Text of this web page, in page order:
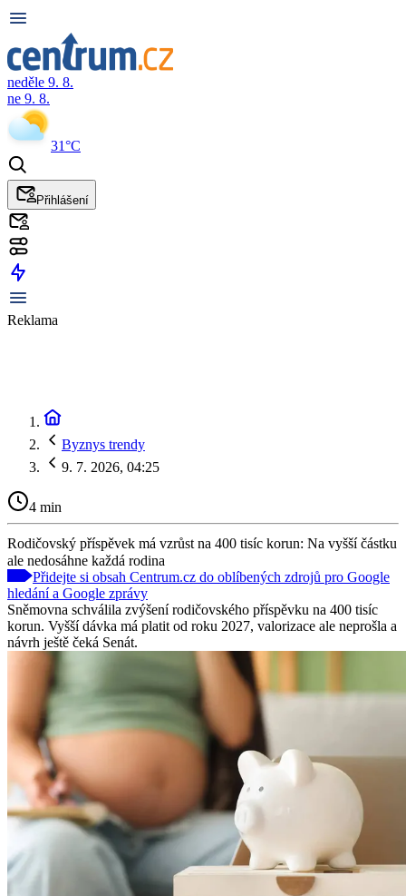
neděle 9. 8.
ne 9. 8.
31°C
Přihlášení
Reklama
Byznys trendy
9. 7. 2026, 04:25
4 min
Rodičovský příspěvek má vzrůst na 400 tisíc korun: Na vyšší částku
ale nedosáhne každá rodina
Přidejte si obsah Centrum.cz do oblíbených zdrojů pro Google
hledání a Google zprávy
Sněmovna schválila zvýšení rodičovského příspěvku na 400 tisíc
korun. Vyšší dávka má platit od roku 2027, valorizace ale neprošla a
návrh ještě čeká Senát.